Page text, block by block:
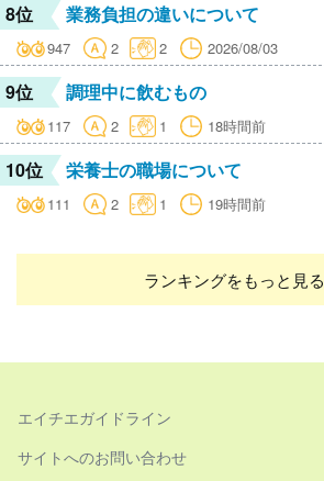
8位 業務負担の違いについて
947 2 2 2026/08/03
9位 調理中に飲むもの
117 2 1 18時間前
10位 栄養士の職場について
111 2 1 19時間前
ランキングをもっと見る
エイチエガイドライン
サイトへのお問い合わせ